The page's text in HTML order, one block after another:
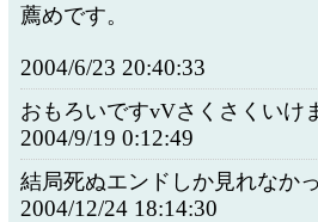
薦めです。
2004/6/23 20:40:33
おもろいですvVさくさくいけ
2004/9/19 0:12:49
結局死ぬエンドしか見れなか
2004/12/24 18:14:30